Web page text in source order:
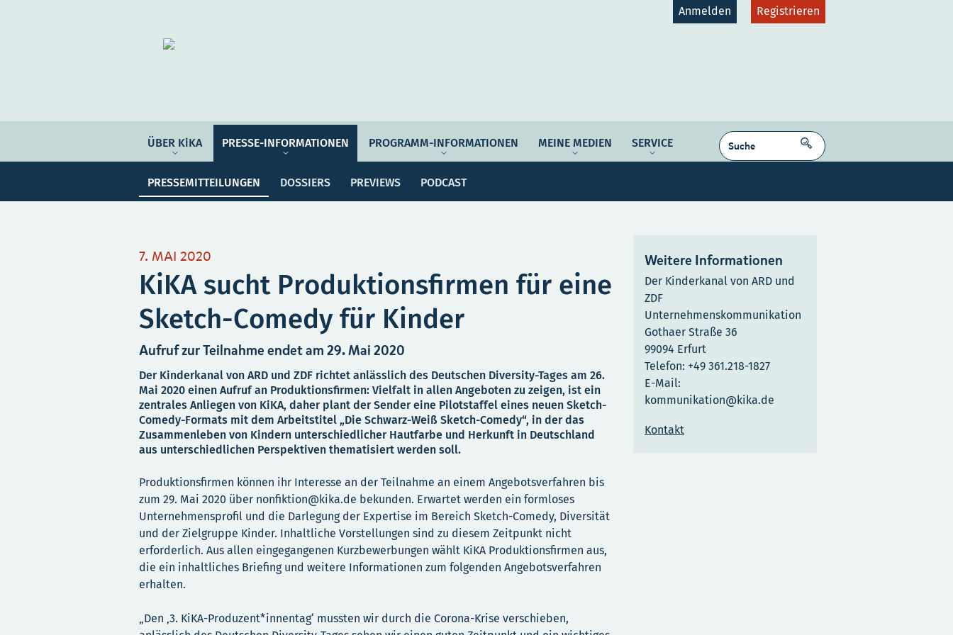
Anmelden Registrieren
ÜBER KiKA PRESSE-INFORMATIONEN
PRESSEMITTEILUNGEN DOSSIERS PREVIEWS PODCAST
PROGRAMM-INFORMATIONEN MEINE MEDIEN SERVICE SUCHEN
Organisation Auftrag & Philosophie Verantwortung Zielgruppen Plattformen
PRESSE-INFORMATIONEN
Pressemitteilungen Dossiers Previews Podcast
PROGRAMM-INFORMATIONEN
Programmwoche Änderungsmeldungen
7. MAI 2020
KiKA sucht Produktionsfirmen für eine
Sketch-Comedy für Kinder
Aufruf zur Teilnahme endet am 29. Mai 2020
Der Kinderkanal von ARD und ZDF richtet anlässlich des Deutschen Diversity-Tages am 26.
Mai 2020 einen Aufruf an Produktionsfirmen: Vielfalt in allen Angeboten zu zeigen, ist ein
zentrales Anliegen von KiKA, daher plant der Sender eine Pilotstaffel eines neuen Sketch-
Comedy-Formats mit dem Arbeitstitel „Die Schwarz-Weiß Sketch-Comedy“, in der das
Zusammenleben von Kindern unterschiedlicher Hautfarbe und Herkunft in Deutschland
aus unterschiedlichen Perspektiven thematisiert werden soll.
Produktionsfirmen können ihr Interesse an der Teilnahme an einem Angebotsverfahren bis
zum 29. Mai 2020 über nonfiktion@kika.de bekunden. Erwartet werden ein formloses
Unternehmensprofil und die Darlegung der Expertise im Bereich Sketch-Comedy, Diversität
und der Zielgruppe Kinder. Inhaltliche Vorstellungen sind zu diesem Zeitpunkt nicht
erforderlich. Aus allen eingegangenen Kurzbewerbungen wählt KiKA Produktionsfirmen aus,
die ein inhaltliches Briefing und weitere Informationen zum folgenden Angebotsverfahren
erhalten.
„Den ‚3. KiKA-Produzent*innentag‘ mussten wir durch die Corona-Krise verschieben,
Weitere Informationen
Der Kinderkanal von ARD und
ZDF
Unternehmenskommunikation
Gothaer Straße 36
99094 Erfurt
Telefon: +49 361.218-1827
E-Mail:
kommunikation@kika.de
Kontakt